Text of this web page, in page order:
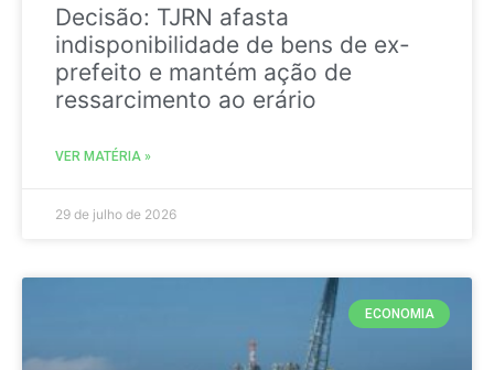
Decisão: TJRN afasta
indisponibilidade de bens de ex-
prefeito e mantém ação de
ressarcimento ao erário
VER MATÉRIA »
29 de julho de 2026
ECONOMIA